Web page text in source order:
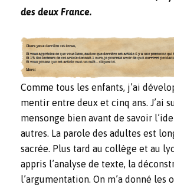
des deux France.
Comme tous les enfants, j’ai
mentir entre deux et cinq ans. J’ai
mensonge bien avant de savoir
autres. La parole des adultes est
sacrée. Plus tard au collège et au
appris l’analyse de texte, la
l’argumentation. On m’a donné les